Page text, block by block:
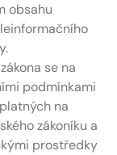
obsahu
se na
podmínkami
na
zákoníku a
prostředky